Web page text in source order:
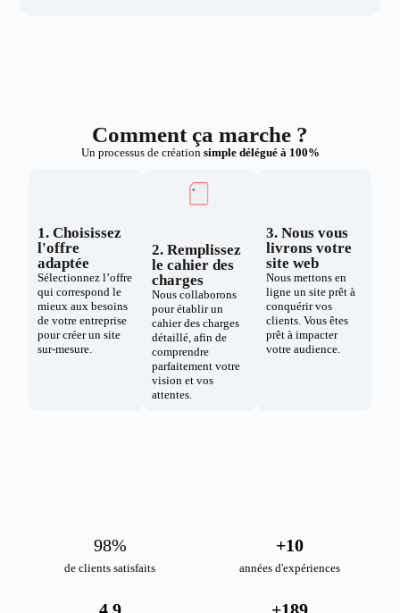
Comment ça marche ?
Un processus de création simple délégué à 100%
1. Choisissez
l'offre
adaptée
Sélectionnez l’offre
qui correspond le
mieux aux besoins
de votre entreprise
pour créer un site
sur-mesure.
2. Remplissez
le cahier des
charges
Nous collaborons
pour établir un
cahier des charges
détaillé, afin de
comprendre
parfaitement votre
vision et vos
attentes.
3. Nous vous
livrons votre
site web
Nous mettons en
ligne un site prêt à
conquérir vos
clients. Vous êtes
prêt à impacter
votre audience.
de clients satisfaits
98%
années d'expériences
+10